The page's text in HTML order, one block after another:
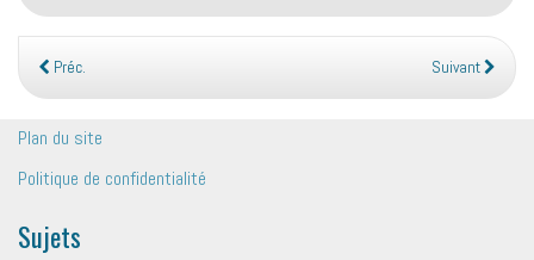
Préc. Suivant
Plan du site
Politique de confidentialité
Sujets